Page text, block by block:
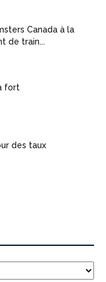
Canada à la
de train...
fort
des taux